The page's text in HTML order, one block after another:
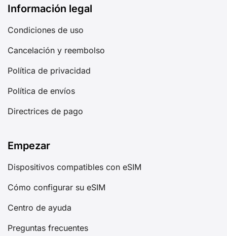
Información legal
Condiciones de uso
Cancelación y reembolso
Política de privacidad
Política de envíos
Directrices de pago
Empezar
Dispositivos compatibles con eSIM
Cómo configurar su eSIM
Centro de ayuda
Preguntas frecuentes